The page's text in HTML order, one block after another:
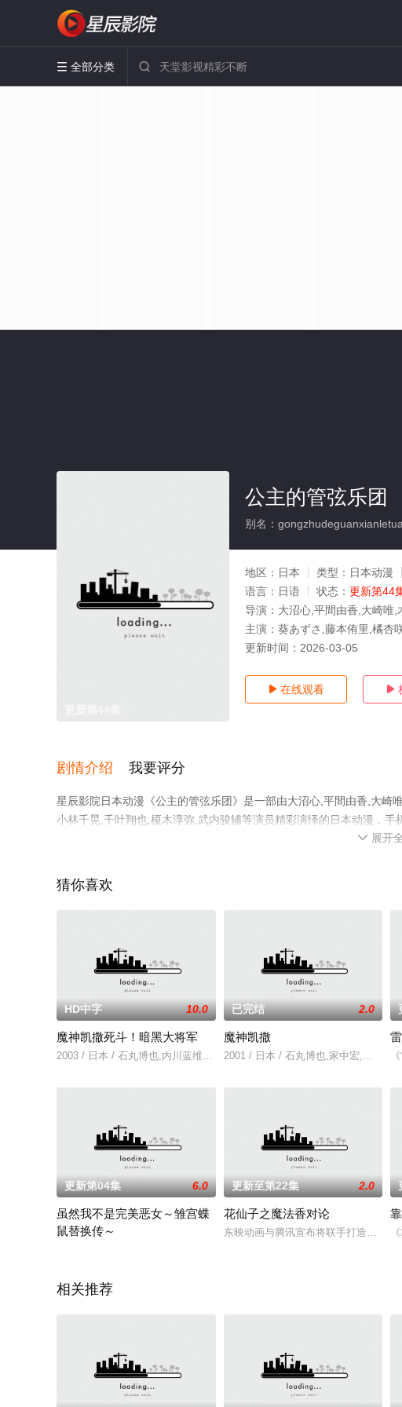
 全部分类 
公主的管弦乐团
别名：
地区： 日本 类型： 日本动漫
语言： 日语 状态： 更新第44
导演： 大沼心,平間由香,大崎唯,
主演： 葵あずさ,藤本侑里,橘杏
更新时间： 2026-03-05
 在线观看 
剧情介绍 我要评分
星辰影院日本动漫《公主的管弦乐团》是一部由大沼心,平間由香,大崎
小林千晃,千叶翔也,榎木淳弥,武内骏辅等演员精彩演绎的日本动漫，
 展开
猜你喜欢
HD中字 10.0
魔神凯撒死斗！暗黑大将军
2003 / 日本 / 石丸博也,内川蓝维,相田早矢香,立木文彦,家中宏,斋贺光希,平
已完结 2.0
魔神凯撒
2001 / 日本 / 石丸博也,家中宏,内川蓝
更新第04集 6.0
虽然我不是完美恶女～雏宫蝶
鼠替换传～
更新至第22集 2.0
花仙子之魔法香对论
东映动画与腾讯宣布将联手打造『花
相关推荐